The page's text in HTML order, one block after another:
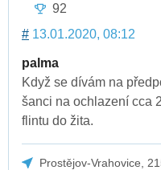
92
# 13.01.2020, 08:12
palma
Když se dívám na
šanci na ochlazení cca
flintu do žita.
Prostějov-Vrahovice,